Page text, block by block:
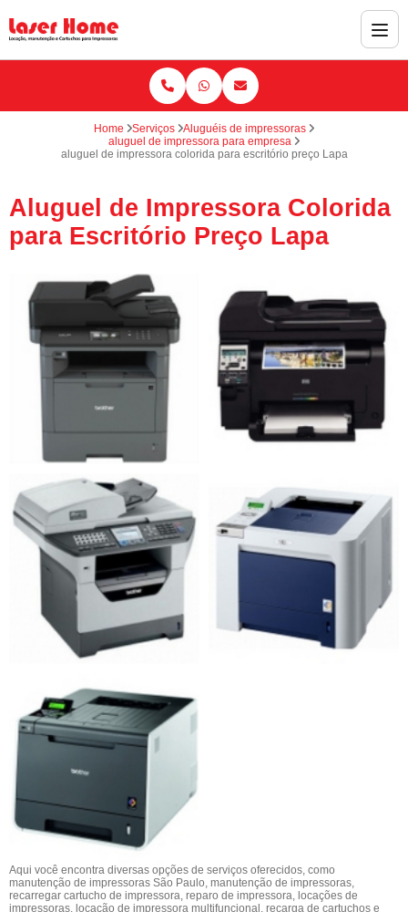
Home Serviços
Aluguéis de impressoras
aluguel de impressora para empresa
aluguel de impressora colorida para escritório preço Lapa
Aluguel de Impressora Colorida
para Escritório Preço Lapa
Aqui você encontra diversas opções de serviços oferecidos, como
manutenção de impressoras São Paulo, manutenção de impressoras,
recarregar cartucho de impressora, reparo de impressora, locações de
impressoras, locação de impressora multifuncional, recarga de cartuchos e